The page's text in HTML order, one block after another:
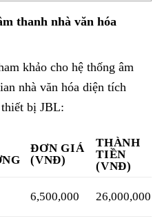
thanh nhà văn hóa
khảo cho hệ thống âm
nhà văn hóa diện tích
thiết bị JBL:
ĐƠN GIÁ
(VNĐ)
THÀNH
TIỀN
(VNĐ)
6,500,000 26,000,000